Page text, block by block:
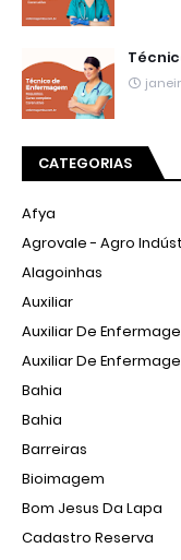
CATEGORIAS
Afya
Agrovale - Agro
Alagoinhas
Auxiliar
Auxiliar De
Auxiliar De
Bahia
Bahia
Barreiras
Bioimagem
Bom Jesus Da Lapa
Cadastro Reserva